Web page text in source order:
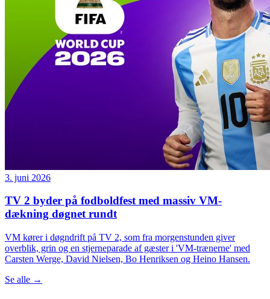
3. juni 2026
TV 2 byder på fodboldfest med massiv VM-
dækning døgnet rundt
VM kører i døgndrift på TV 2, som fra morgenstunden giver
overblik, grin og en stjerneparade af gæster i 'VM-trænerne' med
Carsten Werge, David Nielsen, Bo Henriksen og Heino Hansen.
Se alle →